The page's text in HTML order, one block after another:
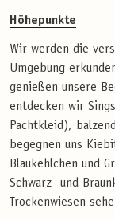
Höhepunkte
Wir werden die
Umgebung
genießen unsere
entdecken wir
Pachtkleid),
begegnen uns
Blaukehlchen und
Schwarz- und
Trockenwiesen